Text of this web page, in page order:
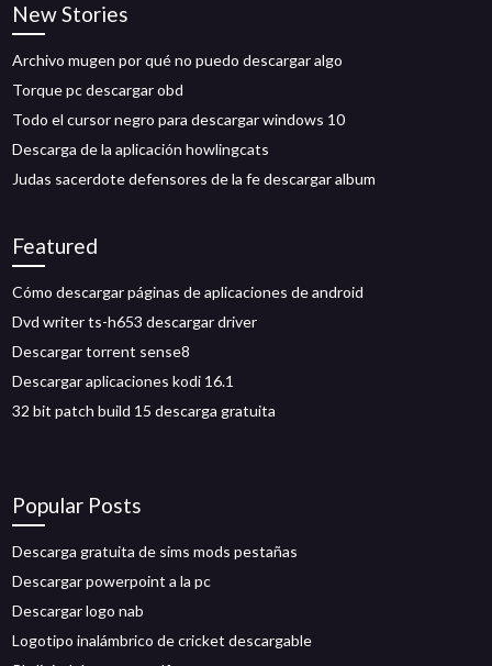
New Stories
Archivo mugen por qué no puedo descargar algo
Torque pc descargar obd
Todo el cursor negro para descargar windows 10
Descarga de la aplicación howlingcats
Judas sacerdote defensores de la fe descargar album
Featured
Cómo descargar páginas de aplicaciones de android
Dvd writer ts-h653 descargar driver
Descargar torrent sense8
Descargar aplicaciones kodi 16.1
32 bit patch build 15 descarga gratuita
Popular Posts
Descarga gratuita de sims mods pestañas
Descargar powerpoint a la pc
Descargar logo nab
Logotipo inalámbrico de cricket descargable